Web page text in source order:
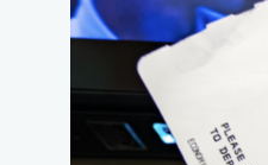
1.蓮洞商圈
2.中央地下街